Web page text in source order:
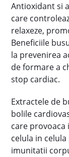
Antioxidant si
care
relaxeze,
Beneficiile
la prevenirea
de formare a
stop cardiac.
Extractele de
bolile
care
celula in
imunitatii